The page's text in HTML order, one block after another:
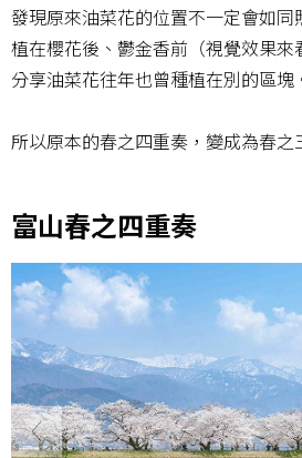
發現原來油菜花的位置不一定會如
植在櫻花後、鬱金香前（視覺效果
分享油菜花往年也曾種植在別的區塊
所以原本的春之四重奏，變成為春之
富山春之四重奏